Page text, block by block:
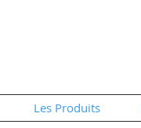
Les Produits